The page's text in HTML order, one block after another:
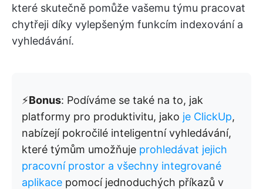
které skutečně pomůže vašemu týmu pracovat
chytřeji díky vylepšeným funkcím indexování a
vyhledávání.
⚡️Bonus: Podíváme se také na to, jak
platformy pro produktivitu, jako je ClickUp,
nabízejí pokročilé inteligentní vyhledávání,
které týmům umožňuje prohledávat jejich
pracovní prostor a všechny integrované
aplikace pomocí jednoduchých příkazů v